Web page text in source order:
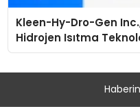
Kleen-Hy-Dro-Gen
Hidrojen Isıtma
Düzenleyici Onaylarını